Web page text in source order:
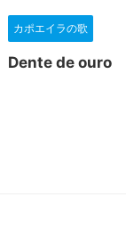
カポエイラの歌
Dente de ouro